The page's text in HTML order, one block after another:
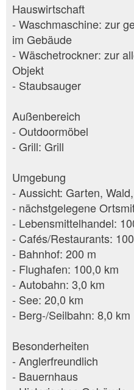
Hauswirtschaft
- Waschmaschine: zur
im Gebäude
- Wäschetrockner: zur
Objekt
- Staubsauger
Außenbereich
- Outdoormöbel
- Grill: Grill
Umgebung
- Aussicht: Garten,
- nächstgelegene
- Lebensmittelhandel:
- Cafés/Restaurants:
- Bahnhof: 200 m
- Flughafen: 100,0 km
- Autobahn: 3,0 km
- See: 20,0 km
- Berg-/Seilbahn: 8,0 km
Besonderheiten
- Anglerfreundlich
- Bauernhaus